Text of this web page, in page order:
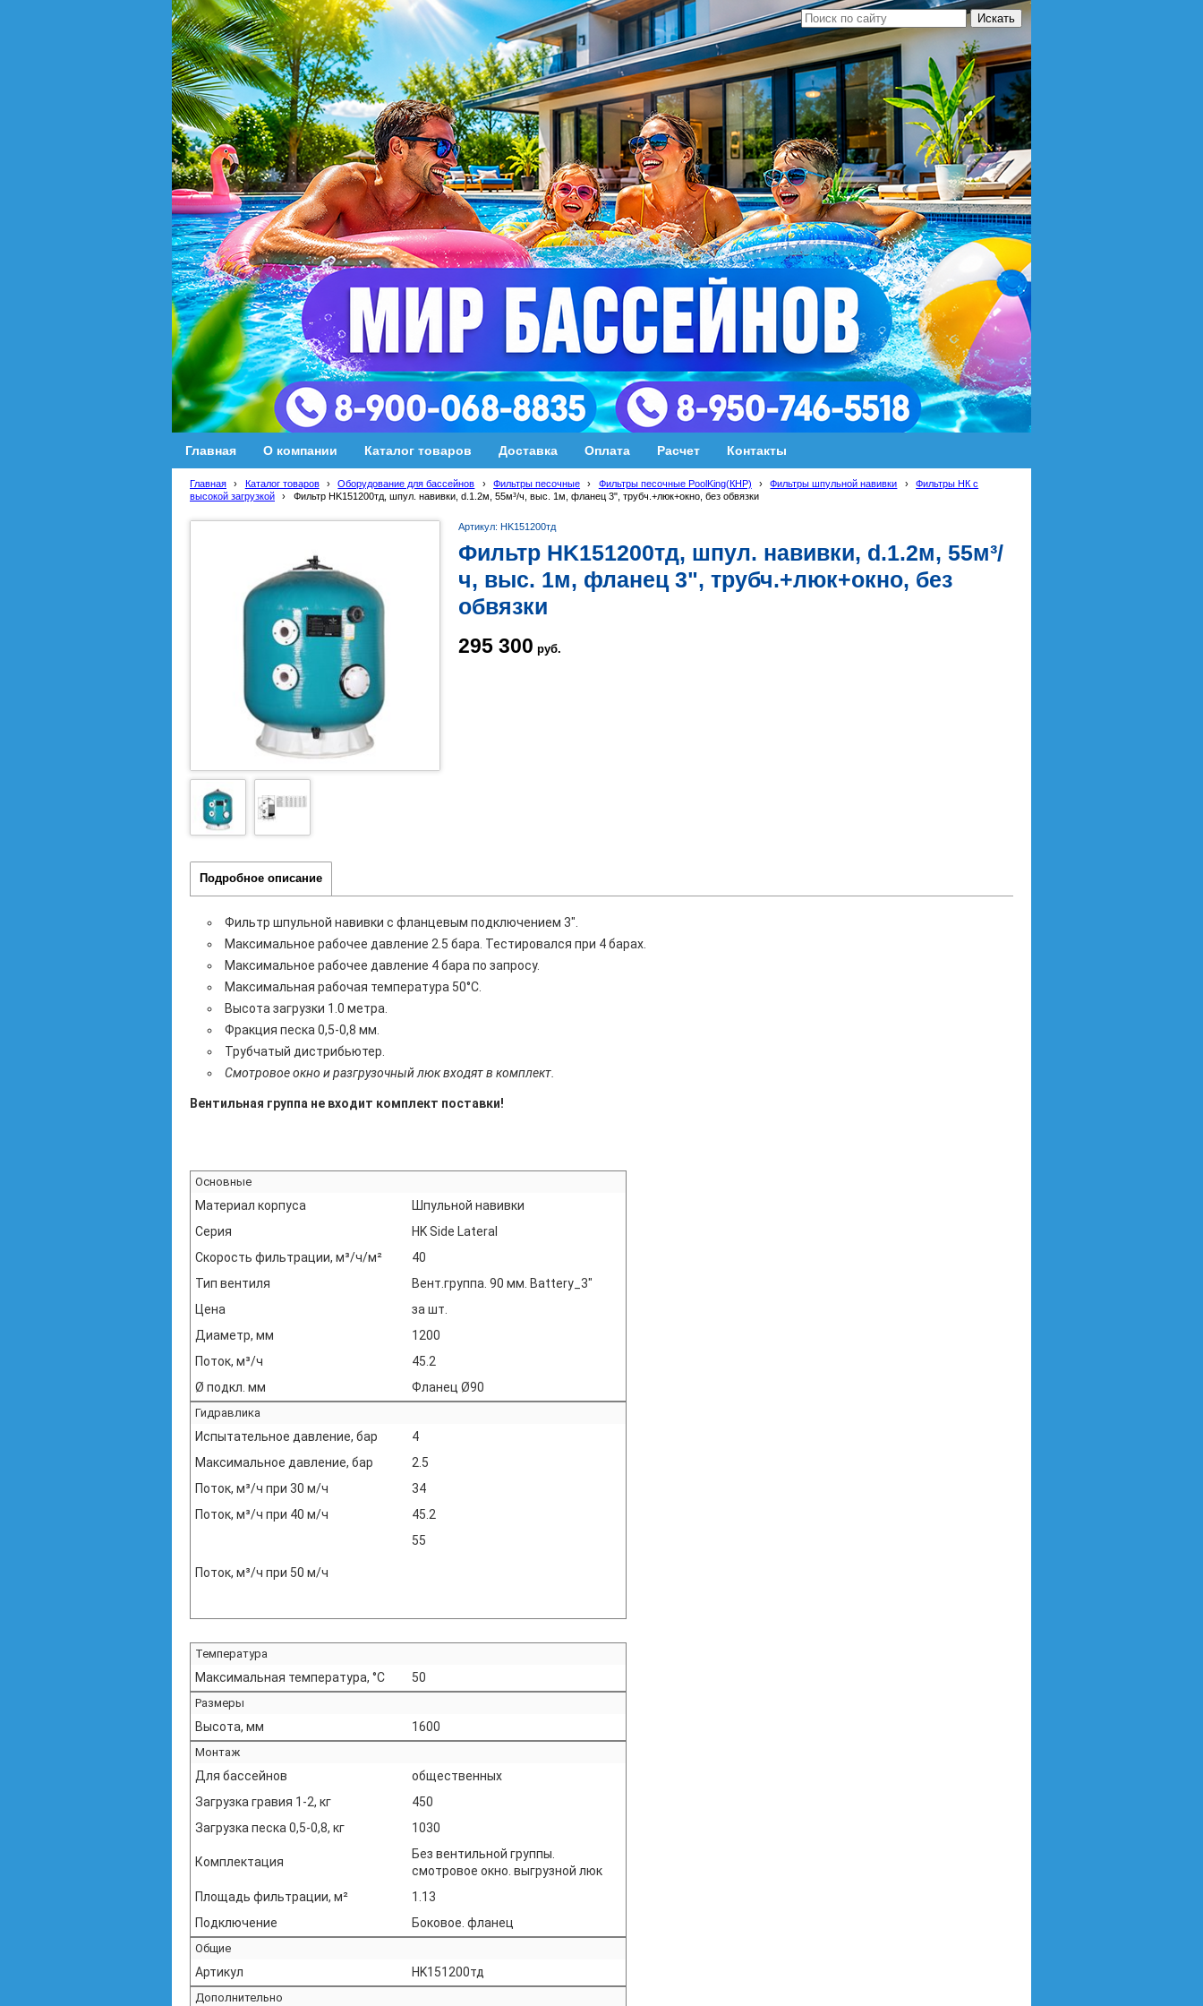
Главная О компании Каталог товаров Доставка Оплата Расчет Контакты
Главная › Каталог товаров › Оборудование для бассейнов › Фильтры песочные › Фильтры песочные PoolKing(КНР) › Фильтры шпульной навивки ›
Фильтры HК с
высокой загрузкой
› Фильтр HK151200тд, шпул. навивки, d.1.2м, 55м³/ч, выс. 1м, фланец 3", трубч.+люк+окно, без обвязки
Артикул: HK151200тд
Фильтр HK151200тд, шпул. навивки, d.1.2м, 55м³/
ч, выс. 1м, фланец 3", трубч.+люк+окно, без
обвязки
295 300 руб.
Подробное описание
Фильтр шпульной навивки с фланцевым подключением 3".
Максимальное рабочее давление 2.5 бара. Тестировался при 4 барах.
Максимальное рабочее давление 4 бара по запросу.
Максимальная рабочая температура 50°С.
Высота загрузки 1.0 метра.
Фракция песка 0,5-0,8 мм.
Трубчатый дистрибьютер.
Смотровое окно и разгрузочный люк входят в комплект.
Вентильная группа не входит комплект поставки!
Основные
Материал корпуса
Шпульной навивки
Серия
HK Side Lateral
Скорость фильтрации, м³/ч/м²
40
Тип вентиля
Вент.группа. 90 мм. Battery_3"
Цена
за шт.
Диаметр, мм
1200
Поток, м³/ч
45.2
Ø подкл. мм
Фланец Ø90
Гидравлика
Испытательное давление, бар
4
Максимальное давление, бар
2.5
Поток, м³/ч при 30 м/ч
34
Поток, м³/ч при 40 м/ч
45.2
Поток, м³/ч при 50 м/ч
55
Температура
Максимальная температура, °С 50
Размеры
Высота, мм 1600
Монтаж
Для бассейнов
общественных
Загрузка гравия 1-2, кг
450
Загрузка песка 0,5-0,8, кг
1030
Комплектация
Без вентильной группы.
смотровое окно. выгрузной люк
Площадь фильтрации, м²
1.13
Подключение
Боковое. фланец
Общие
Артикул HK151200тд
Дополнительно